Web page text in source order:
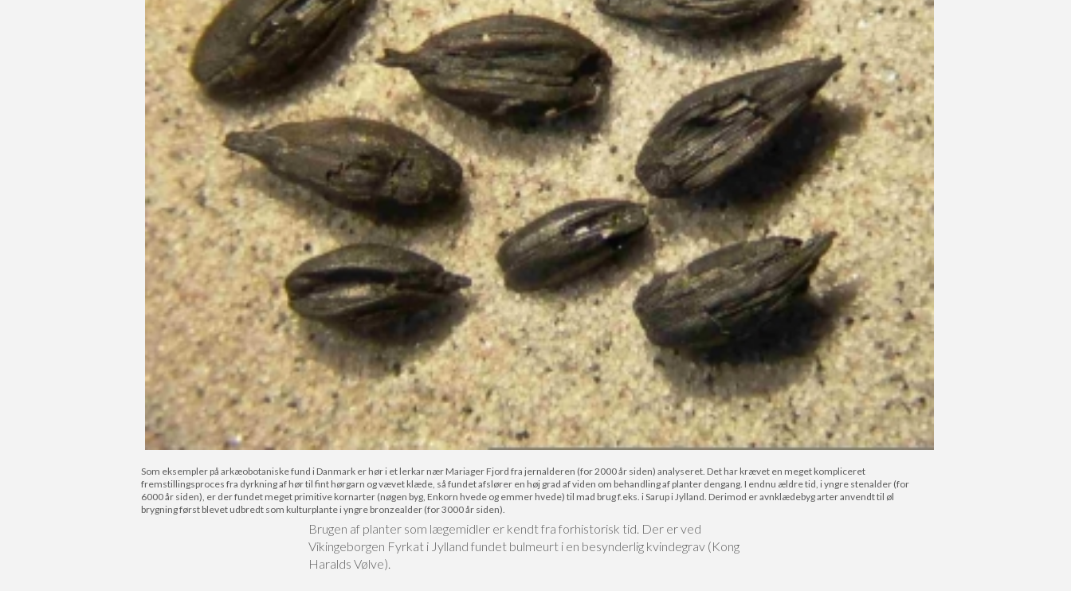
Som eksempler på arkæobotaniske fund i Danmark er hør i et lerkar nær Mariager Fjord fra jernalderen (for 2000 år siden) analyseret. Det har krævet en meget kompliceret
fremstillingsproces fra dyrkning af hør til fint hørgarn og vævet klæde, så fundet afslører en høj grad af viden om behandling af planter dengang. I endnu ældre tid, i yngre stenalder (for
6000 år siden), er der fundet meget primitive kornarter (nøgen byg, Enkorn hvede og emmer hvede) til mad brug f.eks. i Sarup i Jylland. Derimod er avnklædebyg arter anvendt til øl
brygning først blevet udbredt som kulturplante i yngre bronzealder (for 3000 år siden).
Brugen af planter som lægemidler er kendt fra forhistorisk tid. Der er ved
Vikingeborgen Fyrkat i Jylland fundet bulmeurt i en besynderlig kvindegrav (Kong
Haralds Vølve).